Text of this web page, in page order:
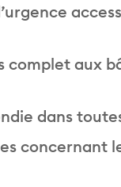
complet aux
dans
concernant